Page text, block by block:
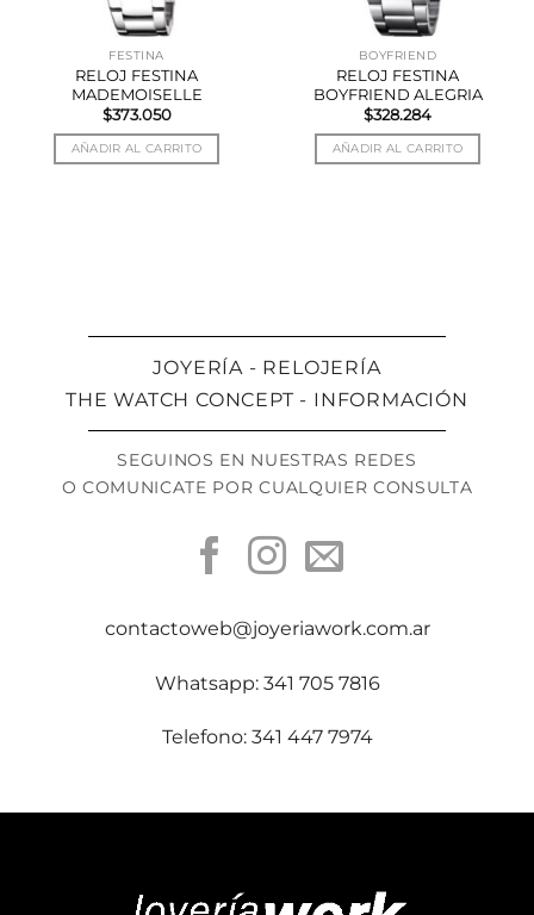
FESTINA
RELOJ FESTINA
MADEMOISELLE
$373.050
AÑADIR AL CARRITO
BOYFRIEND
RELOJ FESTINA
BOYFRIEND ALEGRIA
$328.284
AÑADIR AL CARRITO
JOYERÍA - RELOJERÍA
THE WATCH CONCEPT - INFORMACIÓN
SEGUINOS EN NUESTRAS REDES
O COMUNICATE POR CUALQUIER CONSULTA
contactoweb@joyeriawork.com.ar
Whatsapp: 341 705 7816
Telefono: 341 447 7974